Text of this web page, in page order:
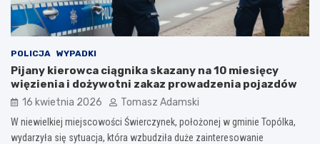
POLICJA WYPADKI
Pijany kierowca ciągnika skazany na 10 miesięcy
więzienia i dożywotni zakaz prowadzenia pojazdów
16 kwietnia 2026 Tomasz Adamski
W niewielkiej miejscowości Świerczynek, położonej w gminie Topólka,
wydarzyła się sytuacja, która wzbudziła duże zainteresowanie